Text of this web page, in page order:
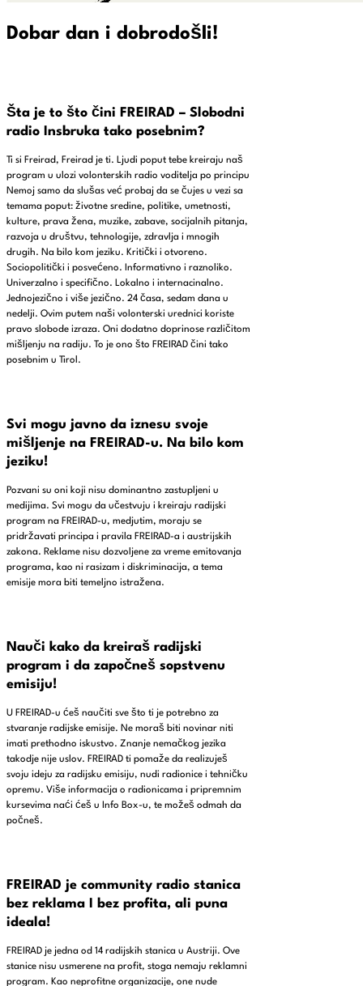
Dobar dan i dobrodošli!
Šta je to što čini FREIRAD – Slobodni
radio Insbruka tako posebnim?
Ti si Freirad, Freirad je ti. Ljudi poput tebe kreiraju naš
program u ulozi volonterskih radio voditelja po principu
Nemoj samo da slušas već probaj da se čujes u vezi sa
temama poput: životne sredine, politike, umetnosti,
kulture, prava žena, muzike, zabave, socijalnih pitanja,
razvoja u društvu, tehnologije, zdravlja i mnogih
drugih. Na bilo kom jeziku. Kritički i otvoreno.
Sociopolitički i posvećeno. Informativno i raznoliko.
Univerzalno i specifično. Lokalno i internacinalno.
Jednojezično i više jezično. 24 časa, sedam dana u
nedelji. Ovim putem naši volonterski urednici koriste
pravo slobode izraza. Oni dodatno doprinose različitom
mišljenju na radiju. To je ono što FREIRAD čini tako
posebnim u Tirol.
Svi mogu javno da iznesu svoje
mišljenje na FREIRAD-u. Na bilo kom
jeziku!
Pozvani su oni koji nisu dominantno zastupljeni u
medijima. Svi mogu da učestvuju i kreiraju radijski
program na FREIRAD-u, medjutim, moraju se
pridržavati principa i pravila FREIRAD-a i austrijskih
zakona. Reklame nisu dozvoljene za vreme emitovanja
programa, kao ni rasizam i diskriminacija, a tema
emisije mora biti temeljno istražena.
Nauči kako da kreiraš radijski
program i da započneš sopstvenu
emisiju!
U FREIRAD-u ćeš naučiti sve što ti je potrebno za
stvaranje radijske emisije. Ne moraš biti novinar niti
imati prethodno iskustvo. Znanje nemačkog jezika
takodje nije uslov. FREIRAD ti pomaže da realizuješ
svoju ideju za radijsku emisiju, nudi radionice i tehničku
opremu. Više informacija o radionicama i pripremnim
kursevima naći ćeš u Info Box-u, te možeš odmah da
počneš.
FREIRAD je community radio stanica
bez reklama I bez profita, ali puna
ideala!
FREIRAD je jedna od 14 radijskih stanica u Austriji. Ove
stanice nisu usmerene na profit, stoga nemaju reklamni
program. Kao neprofitne organizacije, one nude